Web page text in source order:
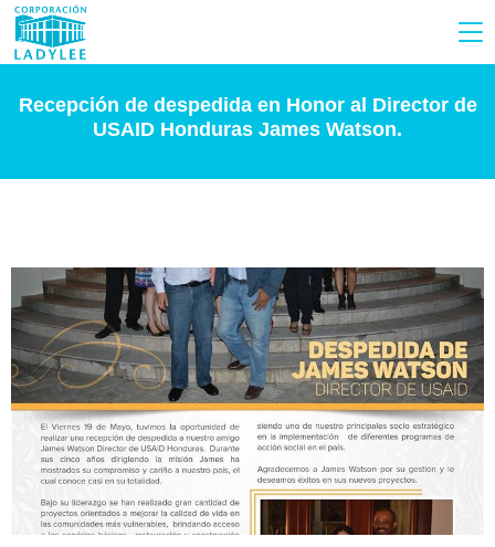
Recepción de despedida en Honor al Director de
USAID Honduras James Watson.